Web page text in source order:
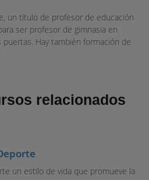
un título de profesor de educación
ser profesor de gimnasia en
puertas. Hay también formación de
relacionados
un estilo de vida que promueve la